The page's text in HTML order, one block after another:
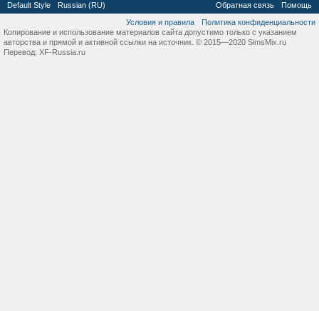
Default Style Russian (RU) Обратная связь
Помощь
Условия и правила
Политика конфиденциальности
Копирование и использование материалов сайта допустимо только с указанием
авторства и прямой и активной ссылки на источник. © 2015—2020 SimsMix.ru
Перевод: XF-Russia.ru